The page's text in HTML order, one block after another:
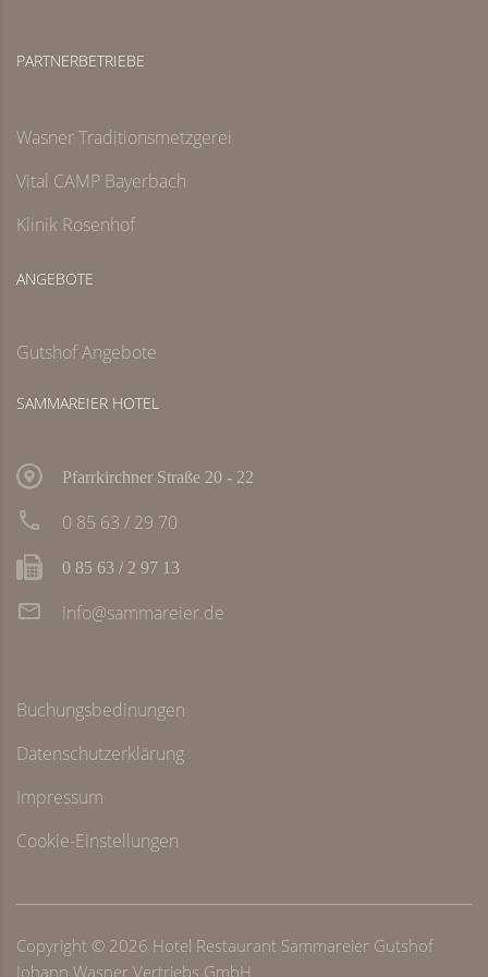
PARTNERBETRIEBE
Wasner Traditionsmetzgerei
Vital CAMP Bayerbach
Klinik Rosenhof
ANGEBOTE
Gutshof Angebote
SAMMAREIER HOTEL
Pfarrkirchner Straße 20 - 22
0 85 63 / 29 70
0 85 63 / 2 97 13
info@sammareier.de
Buchungsbedinungen
Datenschutzerklärung
Impressum
Cookie-Einstellungen
Copyright © 2026 Hotel Restaurant Sammareier Gutshof
Johann Wasner Vertriebs GmbH